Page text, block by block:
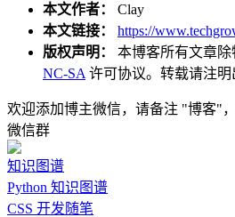
本文作者：
Clay
本文链接：
https://
版权声明：
本博客所有文章
NC-SA 许可协议。转载请注明
欢迎添加博主微信，请备注 "博客"
微信群
知识图谱
Python 知识图谱
CSS 开发随笔